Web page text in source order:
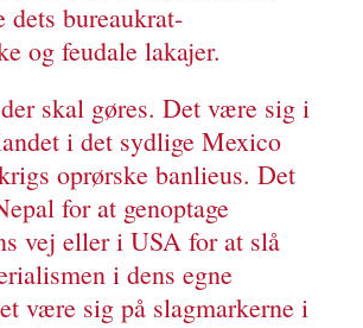
dets bureaukrat-
og feudale lakajer.
skal gøres. Det være sig i
i det sydlige Mexico
oprørske banlieus. Det
for at genoptage
vej eller i USA for at slå
i dens egne
være sig på slagmarkerne i